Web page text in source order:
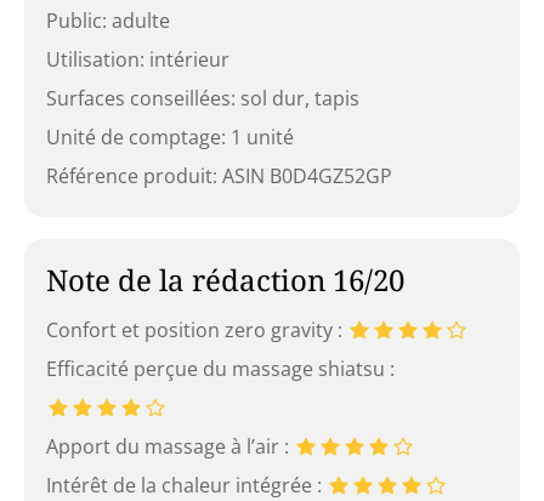
Public: adulte
Utilisation: intérieur
Surfaces conseillées: sol dur, tapis
Unité de comptage: 1 unité
Référence produit: ASIN B0D4GZ52GP
Note de la rédaction 16/20
Confort et position zero gravity :
Efficacité perçue du massage shiatsu :
Apport du massage à l’air :
Intérêt de la chaleur intégrée :